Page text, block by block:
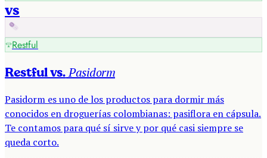
vs
Restful
Restful vs. Pasidorm
Pasidorm es uno de los productos para dormir más
conocidos en droguerías colombianas: pasiflora en cápsula.
Te contamos para qué sí sirve y por qué casi siempre se
queda corto.